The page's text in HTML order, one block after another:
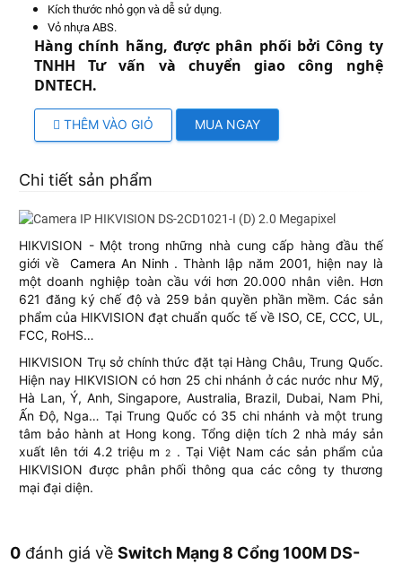
Kích thước nhỏ gọn và dễ sử dụng.
Vỏ nhựa ABS.
Hàng chính hãng, được phân phối bởi Công ty
TNHH Tư vấn và chuyển giao công nghệ
DNTECH.
THÊM VÀO GIỎ MUA NGAY
Chi tiết sản phẩm
HIKVISION - Một trong những nhà cung cấp hàng đầu thế
giới vềCamera An Ninh . Thành lập năm 2001, hiện nay là
một doanh nghiệp toàn cầu với hơn 20.000 nhân viên. Hơn
621 đăng ký chế độ và 259 bản quyền phần mềm. Các sản
phẩm của HIKVISION đạt chuẩn quốc tế về ISO, CE, CCC, UL,
FCC, RoHS…
HIKVISION Trụ sở chính thức đặt tại Hàng Châu, Trung Quốc.
Hiện nay HIKVISION có hơn 25 chi nhánh ở các nước như Mỹ,
Hà Lan, Ý, Anh, Singapore, Australia, Brazil, Dubai, Nam Phi,
Ấn Độ, Nga… Tại Trung Quốc có 35 chi nhánh và một trung
tâm bảo hành at Hong kong. Tổng diện tích 2 nhà máy sản
xuất lên tới 4.2 triệu m2
. Tại Việt Nam các sản phẩm của
HIKVISION được phân phối thông qua các công ty thương
mại đại diện.
0 đánh giá vềSwitch Mạng 8 Cổng 100M DS-